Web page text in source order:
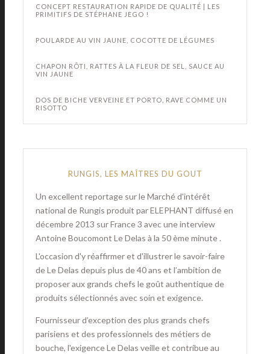
CONCEPT RESTAURATION RAPIDE DE QUALITÉ | LES
PRIMITIFS DE STÉPHANE JEGO !
POULARDE AU VIN JAUNE, COCOTTE DE LÉGUMES
CHAPON RÔTI, RATTES À LA FLEUR DE SEL, SAUCE AU
VIN JAUNE
DOS DE BICHE VERVEINE ET PORTO, RAVE COMME UN
RISOTTO
RUNGIS, LES MAÎTRES DU GOUT
Un excellent reportage sur le Marché d'intérêt
national de Rungis produit par ELEPHANT diffusé en
décembre 2013 sur France 3 avec une interview
Antoine Boucomont Le Delas à la 50 ème minute .
L'occasion d'y réaffirmer et d'illustrer le savoir-faire
de Le Delas depuis plus de 40 ans et l’ambition de
proposer aux grands chefs le goût authentique de
produits sélectionnés avec soin et exigence.
Fournisseur d’exception des plus grands chefs
parisiens et des professionnels des métiers de
bouche, l'exigence Le Delas veille et contribue au